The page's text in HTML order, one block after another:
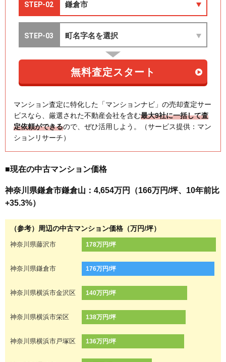
マンション査定に特化した「マンションナビ」の売却査定サー
ビスなら、厳選された不動産会社を含む最大9社に一括して査
定依頼ができるので、ぜひ活用しよう。（サービス提供：マン
ションリサーチ）
■現在の中古マンション価格
神奈川県鎌倉市鎌倉山：4,654万円（166万円/坪、10年前比
+35.3%）
（参考）周辺の中古マンション価格（万円/坪）
神奈川県藤沢市 178万円/坪
神奈川県鎌倉市 176万円/坪
神奈川県横浜市金沢区 140万円/坪
神奈川県横浜市栄区 138万円/坪
神奈川県横浜市戸塚区 136万円/坪